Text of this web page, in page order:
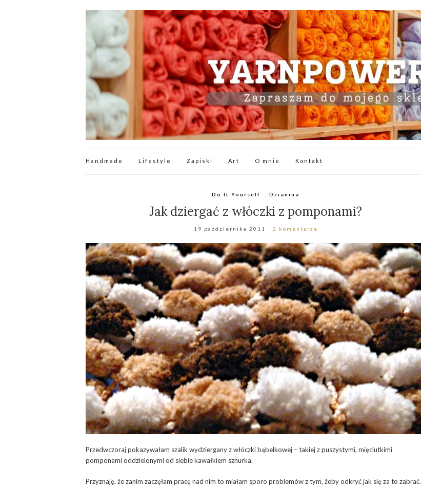
Handmade Lifestyle Zapiski Art O mnie Kontakt
Do It Yourself ,Dzianina
Jak dziergać z włóczki z pomponami?
19 października 2011 2 komentarze
Przedwczoraj pokazywałam szalik wydziergany z włóczki bąbelkowej – takiej z puszystymi, mięciutkimi
pomponami oddzielonymi od siebie kawałkiem sznurka.
Przyznaję, że zanim zaczęłam pracę nad nim to miałam sporo problemów z tym, żeby odkryć jak się za to zabrać.